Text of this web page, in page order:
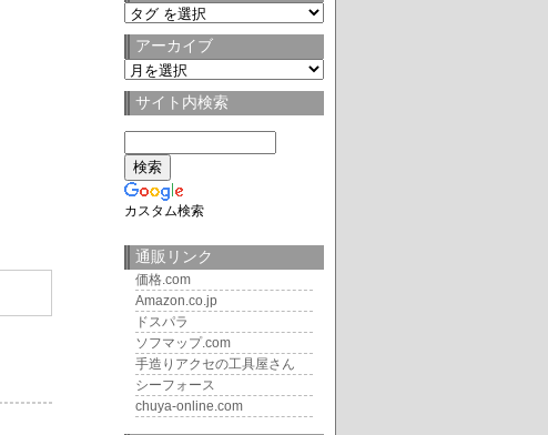
タ
アーカイブ
ア
カサイト内検索
カスタム検索
通販リンク
価格.com
Amazon.co.jp
ドスパラ
ソフマップ.com
手造りアクセの工具屋さん
シーフォース
chuya-online.com